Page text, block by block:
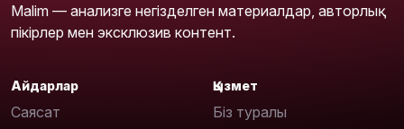
Malim — анализге негізделген материалдар, авторлық
пікірлер мен эксклюзив контент.
Айдарлар
Саясат
Қызмет
Біз туралы